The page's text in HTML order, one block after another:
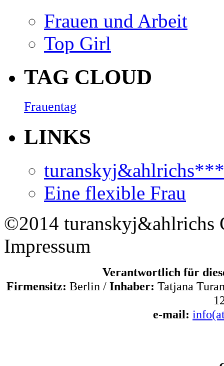
Frauen und Arbeit
Top Girl
TAG CLOUD
Frauentag
LINKS
turanskyj&ahlrichs***
Eine flexible Frau
©2014 turanskyj&ahlrichs
Impressum
Verantwortlich für
Firmensitz: Berlin / Inhaber: Tatjana
e-mail: